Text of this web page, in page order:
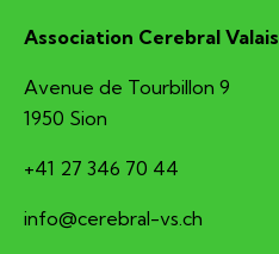
Association Cerebral Valais
Avenue de Tourbillon 9
1950 Sion
+41 27 346 70 44
hc.sv-larberec@ofni